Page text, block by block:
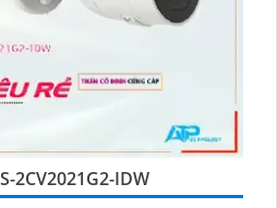
2CV2021G2-IDW